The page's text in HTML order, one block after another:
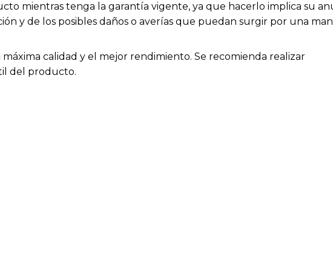
mientras tenga la garantía vigente, ya que hacerlo implica su
y de los posibles daños o averías que puedan surgir por una
máxima calidad y el mejor rendimiento. Se recomienda realizar
del producto.